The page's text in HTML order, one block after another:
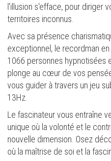
l'illusion s'efface, pour diriger
territoires inconnus.
Avec sa présence
exceptionnel, le recordman
1066 personnes hypnotisées
plonge au cœur de vos
vous guider à travers un jeu
13Hz.
Le fascinateur vous entraîne
unique où la volonté et le
nouvelle dimension. Osez
où la maîtrise de soi et la